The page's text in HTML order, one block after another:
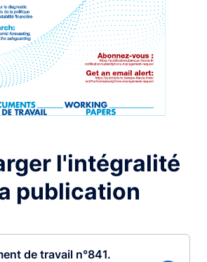
l'intégralité
publication
de travail n°841.